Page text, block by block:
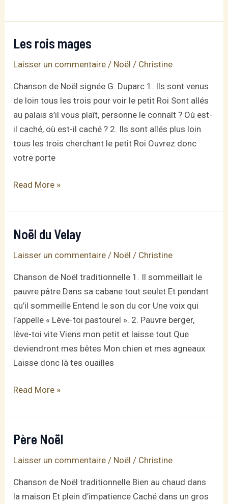
nuit
murmure
Les rois mages
Laisser un commentaire / Noël / Christine
Chanson de Noël signée G. Duparc 1. Ils sont venus
de loin tous les trois pour voir le petit Roi Sont allés
au palais s’il vous plaît, personne le connaît ? Où est-
il caché, où est-il caché ? 2. Ils sont allés plus loin
tous les trois cherchant le petit Roi Ouvrez donc
votre porte
Les
mages
Read More »
Noël du Velay
Laisser un commentaire / Noël / Christine
Chanson de Noël traditionnelle 1. Il sommeillait le
pauvre pâtre Dans sa cabane tout seulet Et pendant
qu’il sommeille Entend le son du cor Une voix qui
l’appelle « Lève-toi pastourel ». 2. Pauvre berger,
lève-toi vite Viens mon petit et laisse tout Que
deviendront mes bêtes Mon chien et mes agneaux
Laisse donc là tes ouailles
Noël
Velay
Read More »
Père Noël
Laisser un commentaire / Noël / Christine
Chanson de Noël traditionnelle Bien au chaud dans
la maison Et plein d’impatience Caché dans un gros